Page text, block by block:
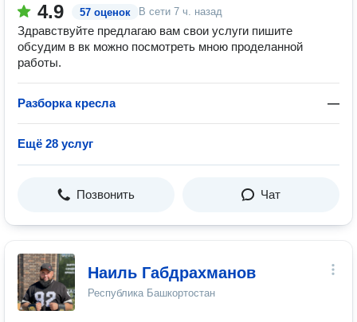
4.9 57 оценок В сети 7 ч. назад
Здравствуйте предлагаю вам свои услуги пишите
обсудим в вк можно посмотреть мною проделанной
работы.
Разборка кресла —
Ещё 28 услуг
Позвонить Чат
Наиль Габдрахманов
Республика Башкортостан